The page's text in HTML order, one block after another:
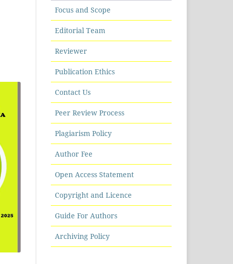
Focus and Scope
Editorial Team
Reviewer
Publication Ethics
Contact Us
Peer Review Process
Plagiarism Policy
Author Fee
Open Access Statement
Copyright and Licence
Guide For Authors
Archiving Policy